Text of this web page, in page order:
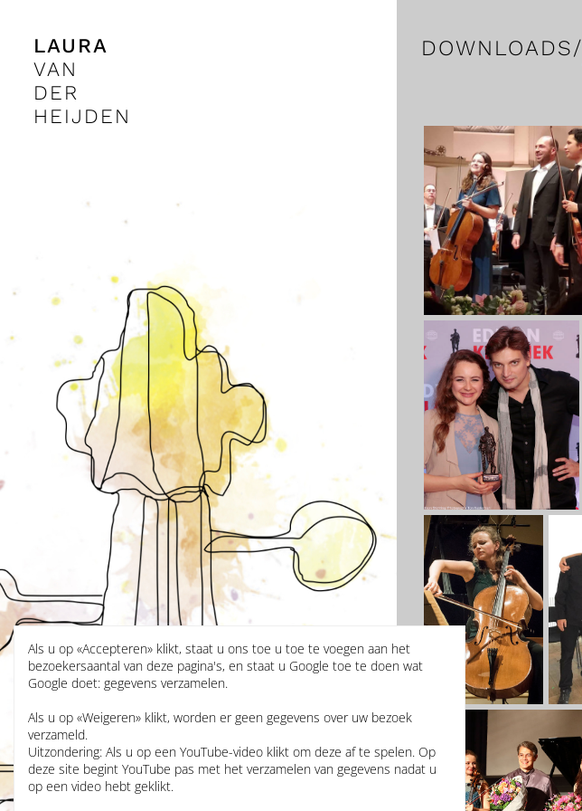
LAURA
VAN
DER
HEIJDEN
DOWNLOADS/
Als u op «Accepteren» klikt, staat u ons toe u toe te voegen aan het
bezoekersaantal van deze pagina's, en staat u Google toe te doen wat
Google doet: gegevens verzamelen.
Als u op «Weigeren» klikt, worden er geen gegevens over uw bezoek
verzameld.
Uitzondering: Als u op een YouTube-video klikt om deze af te spelen. Op
deze site begint YouTube pas met het verzamelen van gegevens nadat u
op een video hebt geklikt.